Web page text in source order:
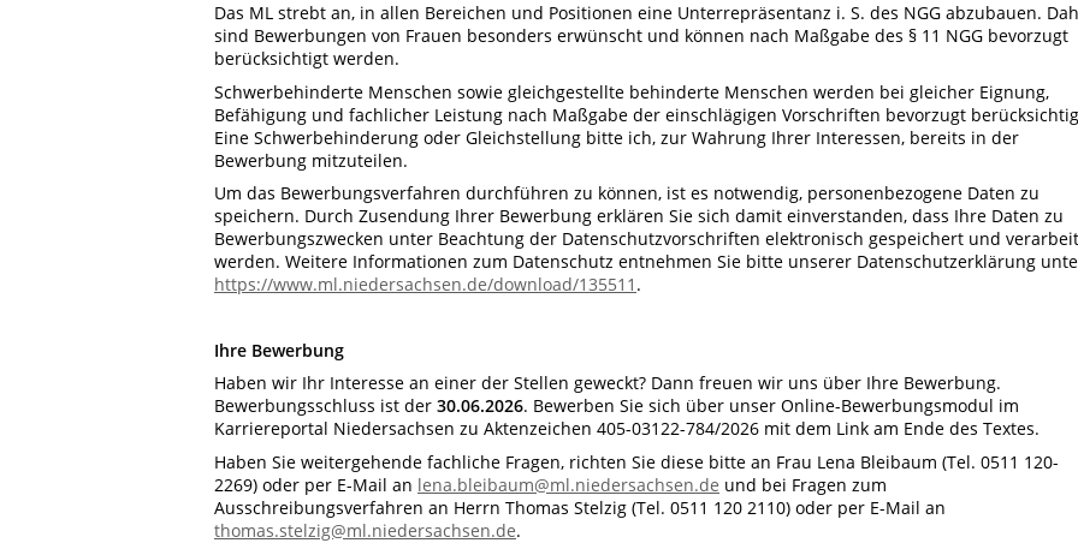
Das ML strebt an, in allen Bereichen und Positionen eine Unterrepräsentanz i. S. des NGG abzubauen.
sind Bewerbungen von Frauen besonders erwünscht und können nach Maßgabe des § 11 NGG bevorzugt
berücksichtigt werden.
Schwerbehinderte Menschen sowie gleichgestellte behinderte Menschen werden bei gleicher Eignung,
Befähigung und fachlicher Leistung nach Maßgabe der einschlägigen Vorschriften bevorzugt
Eine Schwerbehinderung oder Gleichstellung bitte ich, zur Wahrung Ihrer Interessen, bereits in der
Bewerbung mitzuteilen.
Um das Bewerbungsverfahren durchführen zu können, ist es notwendig, personenbezogene Daten zu
speichern. Durch Zusendung Ihrer Bewerbung erklären Sie sich damit einverstanden, dass Ihre Daten zu
Bewerbungszwecken unter Beachtung der Datenschutzvorschriften elektronisch gespeichert und
werden. Weitere Informationen zum Datenschutz entnehmen Sie bitte unserer Datenschutzerklärung
https://www.ml.niedersachsen.de/download/135511 .
Ihre Bewerbung
Haben wir Ihr Interesse an einer der Stellen geweckt? Dann freuen wir uns über Ihre Bewerbung.
Bewerbungsschluss ist der 30.06.2026. Bewerben Sie sich über unser Online-Bewerbungsmodul im
Karriereportal Niedersachsen zu Aktenzeichen 405-03122-784/2026 mit dem Link am Ende des Textes.
Haben Sie weitergehende fachliche Fragen, richten Sie diese bitte an Frau Lena Bleibaum (Tel. 0511 120-
2269) oder per E-Mail an lena.bleibaum@ml.niedersachsen.de und bei Fragen zum
Ausschreibungsverfahren an Herrn Thomas Stelzig (Tel. 0511 120 2110) oder per E-Mail an
thomas.stelzig@ml.niedersachsen.de.